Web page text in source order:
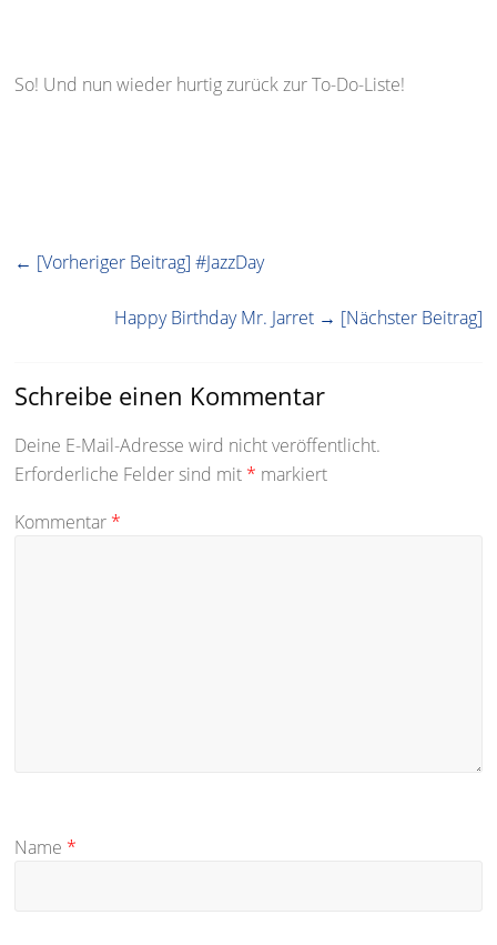
So! Und nun wieder hurtig zurück zur To-Do-Liste!
← [Vorheriger Beitrag] #JazzDay
Happy Birthday Mr. Jarret → [Nächster Beitrag]
Schreibe einen Kommentar
Deine E-Mail-Adresse wird nicht veröffentlicht.
Erforderliche Felder sind mit * markiert
Kommentar *
Name *